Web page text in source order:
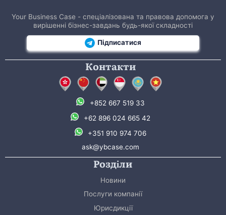
Your Business Case - спеціалізована та правова допомога у
вирішенні бізнес-завдань будь-якої складності
Підписатися
Контакти
+852 667 519 33
+62 896 024 665 42
+351 910 974 706
ask@ybcase.com
Розділи
Новини
Послуги компанії
Юрисдикції